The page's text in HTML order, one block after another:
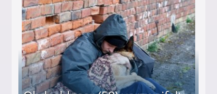
Mutter freigesprochen!